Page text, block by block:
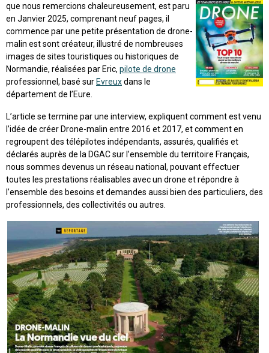
que nous remercions chaleureusement, est paru
en Janvier 2025, comprenant neuf pages, il
commence par une petite présentation de drone-
malin est sont créateur, illustré de nombreuses
images de sites touristiques ou historiques de
Normandie, réalisées par Eric, pilote de drone
professionnel, basé sur Evreuxdans le
département de l’Eure.
L’article se termine par une interview, expliquent comment est venu
l’idée de créer Drone-malin entre 2016 et 2017, et comment en
regroupent des télépilotes indépendants, assurés, qualifiés et
déclarés auprès de la DGAC sur l’ensemble du territoire Français,
nous sommes devenus un réseau national, pouvant effectuer
toutes les prestations réalisables avec un drone et répondre à
l’ensemble des besoins et demandes aussi bien des particuliers, des
professionnels, des collectivités ou autres.